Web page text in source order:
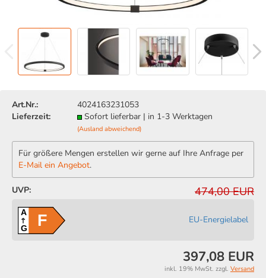
Art.Nr.:
4024163231053
Lieferzeit:
Sofort lieferbar | in 1-3 Werktagen
(Ausland abweichend)
Für größere Mengen erstellen wir gerne auf Ihre Anfrage per
E-Mail ein Angebot.
UVP: 474,00 EUR
A
GF EU-Energielabel
397,08 EUR
inkl. 19% MwSt. zzgl. Versand